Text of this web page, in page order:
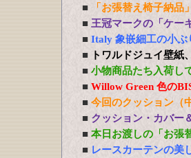
■
「お張替え椅子納品
■ 王冠マークの「ケー
■ Italy 象嵌細工の小ぶ
■
トワルドジュイ壁紙
■ 小物商品たち入荷し
■ Willow Green 色の
■ 今回のクッション（
■ クッション・カバー
■ 本日お渡しの「お張
■ レースカーテンの美